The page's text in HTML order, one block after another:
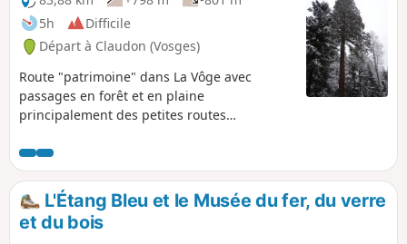
5h
Difficile
Départ à Claudon (Vosges)
Route "patrimoine" dans La Vôge avec
passages en forêt et en plaine
principalement des petites routes
de route.
L'Étang Bleu et le Musée du fer, du verre
et du bois